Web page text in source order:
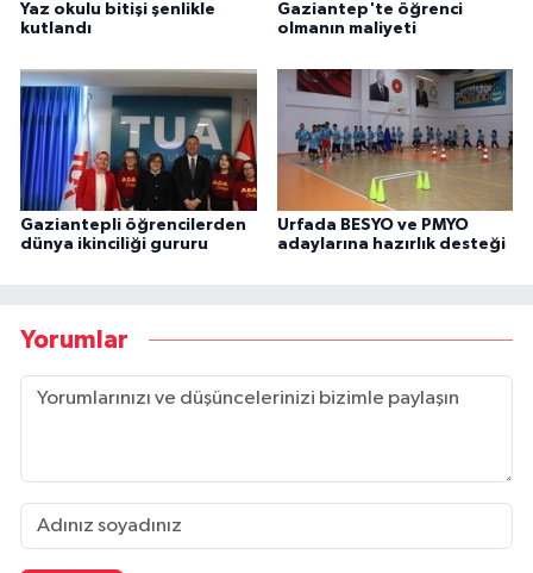
Yaz okulu bitişi şenlikle
kutlandı
Gaziantep'te öğrenci
olmanın maliyeti
Gaziantepli öğrencilerden
dünya ikinciliği gururu
Urfada BESYO ve PMYO
adaylarına hazırlık desteği
Yorumlar